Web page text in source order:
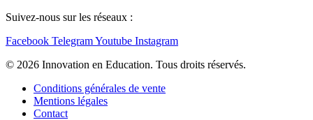
Suivez-nous sur les réseaux :
Facebook TelegramYoutube Instagram
© 2026 Innovation en Education. Tous droits réservés.
Conditions générales de vente
Mentions légales
Contact